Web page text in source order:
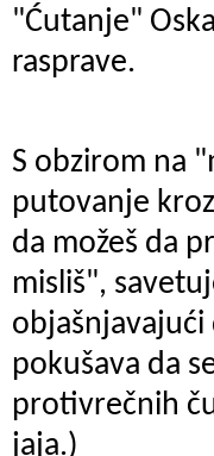
"Ćutanje"
rasprave.
S obzirom na
putovanje
da možeš da
misliš",
objašnjavajući
pokušava da
protivrečnih
jaja.)